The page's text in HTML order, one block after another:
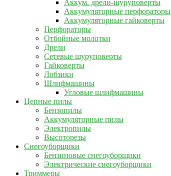
Аккум. дрели-шуруповерты
Аккумуляторные перфораторы
Аккумуляторные гайковерты
Перфораторы
Отбойные молотки
Дрели
Сетевые шуруповерты
Гайковерты
Лобзики
Шлифмашины
Угловые шлифмашины
Цепные пилы
Бензопилы
Аккумуляторные пилы
Электропилы
Высоторезы
Снегоуборщики
Бензиновые снегоуборщики
Электрические снегоуборщики
Триммеры